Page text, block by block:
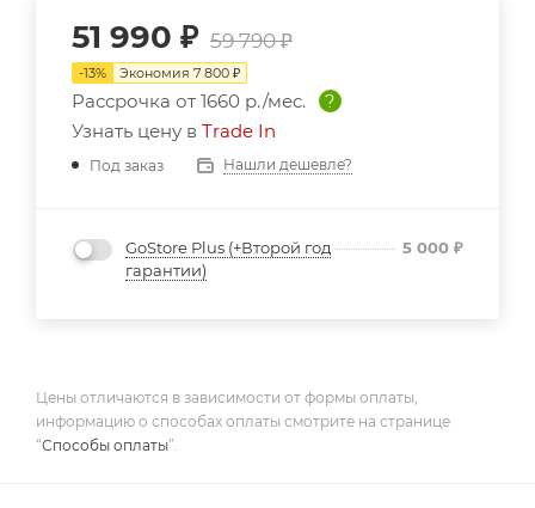
51 990 ₽ 59 790₽
-13% Экономия 7 800 ₽
Рассрочка от 1660 р./мес.
?
Узнать цену в Trade In
Под заказ Нашли дешевле?
GoStore Plus (+Второй год
гарантии)
5 000 ₽
Цены отличаются в зависимости от формы оплаты,
информацию о способах оплаты смотрите на странице
“Способы оплаты”.